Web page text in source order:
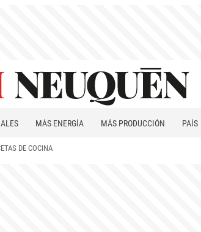
MÁS ENERGÍA MÁS PRODUCCIÓN PAÍS
DE COCINA